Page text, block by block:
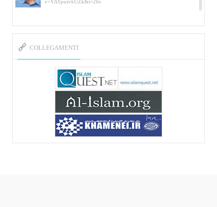
v=YAYpusvkUZk&t=26s
L’Abluzione rituale (wudu) secondo l’Imam Alì
e l’Imam Khomeini
della figlia di un martire
https://www.youtube.com/watch?
v=-5nPSxbf9l0&t=103s
Sheykh Abbas Di Palma sui martiri Qassem
Soleimani e Abu Mahdi Al-Muhandis
https://youtu.be/Y6SIP2PIht4 Video del discorso tenuto
dallo Sheykh Abbas Di Palma in ...
COLLEGAMENTI